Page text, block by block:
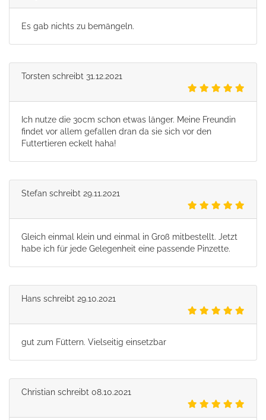
Es gab nichts zu bemängeln.
Torsten schreibt 31.12.2021
Ich nutze die 30cm schon etwas länger. Meine Freundin
findet vor allem gefallen dran da sie sich vor den
Futtertieren eckelt haha!
Stefan schreibt 29.11.2021
Gleich einmal klein und einmal in Groß mitbestellt. Jetzt
habe ich für jede Gelegenheit eine passende Pinzette.
Hans schreibt 29.10.2021
gut zum Füttern. Vielseitig einsetzbar
Christian schreibt 08.10.2021